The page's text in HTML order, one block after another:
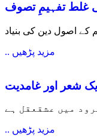
غلط تفہیمِ تصوف
کے اصول دین کی بنیاد
.. مزید پڑھیں
ایک شعر اور غامدیت
میں عشقعقل ہے
.. مزید پڑھیں